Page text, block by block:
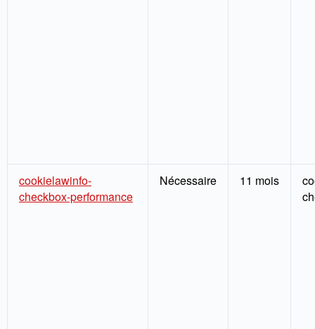
cookielawinfo-
checkbox-performance
Nécessaire 11 mois